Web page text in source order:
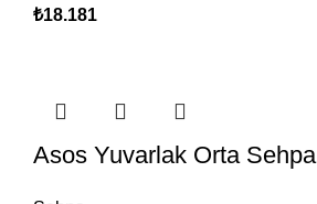
₺18.181
Asos Yuvarlak Orta Sehpa